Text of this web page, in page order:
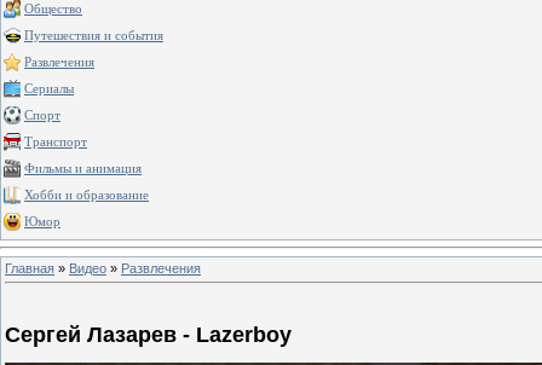
Общество
Путешествия и события
Развлечения
Сериалы
Спорт
Транспорт
Фильмы и анимация
Хобби и образование
Юмор
Главная » Видео » Развлечения
Сергей Лазарев - Lazerboy